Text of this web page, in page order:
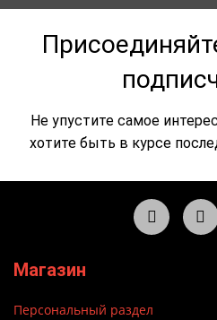
Не упустите самое
хотите быть в курсе
Магазин
Персональный раздел